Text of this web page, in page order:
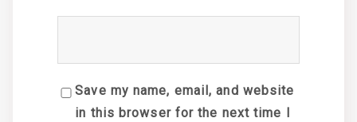
Save my name, email, and website
in this browser for the next time I